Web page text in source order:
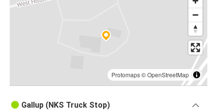
Protomaps©OpenStreetMap
Gallup (NKS Truck Stop)